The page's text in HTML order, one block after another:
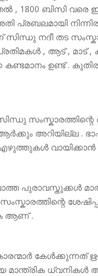
, 1800 ബിസി വരെ
പ്രബലമായി
നദീ തട
പ്രതിമകൾ , ആട് , മാട്
കണ്ടമാനം ഉണ്ട് .
സംസ്കാരത്തിന്റെ
അറിയില്ല .
വായിക്കാൻ
പുരാവസ്തുക്കൾ
ആണ് .
കേൾക്കുന്നത്
മാന്ത്രിക ധ്വനികൾ